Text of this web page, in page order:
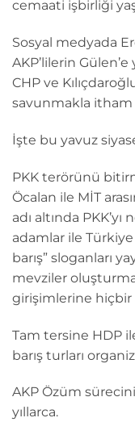
cemaati işbirliği
Sosyal medyada
AKP’lilerin
CHP ve
savunmakla itham
İşte bu yavuz
PKK terörünü
Öcalan ile MİT
adı altında
adamlar ile
barış” sloganları
mevziler
girişimlerine
Tam tersine HDP
barış turları
AKP Özüm
yıllarca.